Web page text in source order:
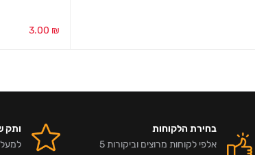
3.00 ₪
בחירת הלקוחות
אלפי לקוחות מרוצים וביקורות 5
ותק של 30
למעלה מ-30